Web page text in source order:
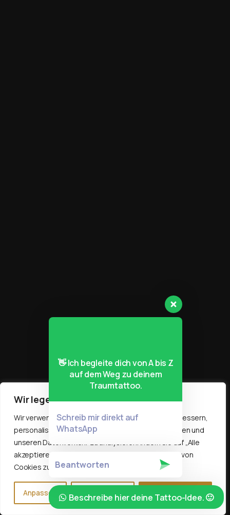
Wir legen Wert auf Ihre Privatsphäre
Wir verwenden Cookies, um Ihr Surferlebnis zu verbessern,
personalisierte Werbung oder Inhalte bereitzustellen und
unseren Datenverkehr zu analysieren. Indem Sie auf „Alle
akzeptieren“ klicken, stimmen Sie der Verwendung von
Cookies zu.
Anpassen Alle ablehnen Alle akzeptieren
👋 Ich begleite dich von A bis Z
auf dem Weg zu deinem
Traumtattoo.
Schreib mir direkt auf
WhatsApp
Beschreibe hier deine Tattoo-Idee. 🙂